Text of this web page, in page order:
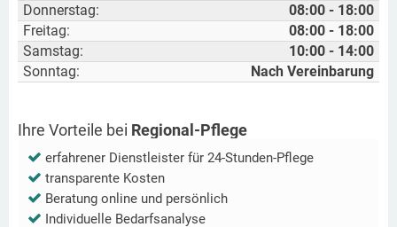
Donnerstag:
08:00 - 18:00
Freitag:
08:00 - 18:00
Samstag:
10:00 - 14:00
Sonntag:
Nach Vereinbarung
Ihre Vorteile bei Regional-Pflege
erfahrener Dienstleister für 24-Stunden-Pflege
transparente Kosten
Beratung online und persönlich
Individuelle Bedarfsanalyse